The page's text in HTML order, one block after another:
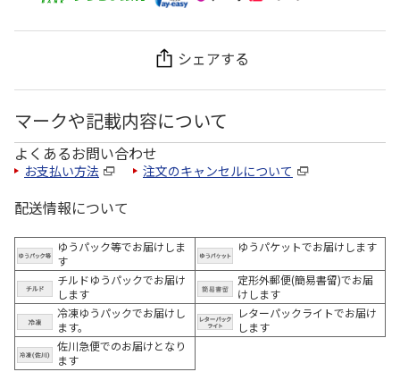
シェアする
マークや記載内容について
よくあるお問い合わせ
お支払い方法 注文のキャンセルについて
配送情報について
ゆうパック等でお届けしま
す
ゆうパケットでお届けします
チルドゆうパックでお届け
します
定形外郵便(簡易書留)でお届
けします
冷凍ゆうパックでお届けし
ます。
レターパックライトでお届け
します
佐川急便でのお届けとなり
ます